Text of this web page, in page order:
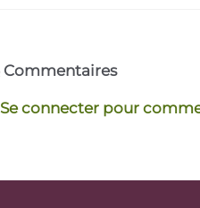
Commentaires
Se connecter pour